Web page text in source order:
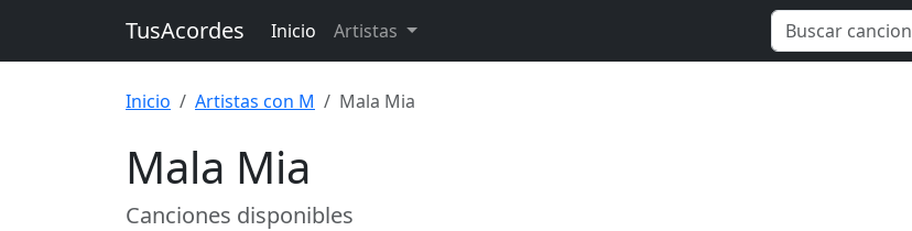
TusAcordes Inicio Artistas
Inicio Artistas con M Mala Mia
Mala Mia
Canciones disponibles